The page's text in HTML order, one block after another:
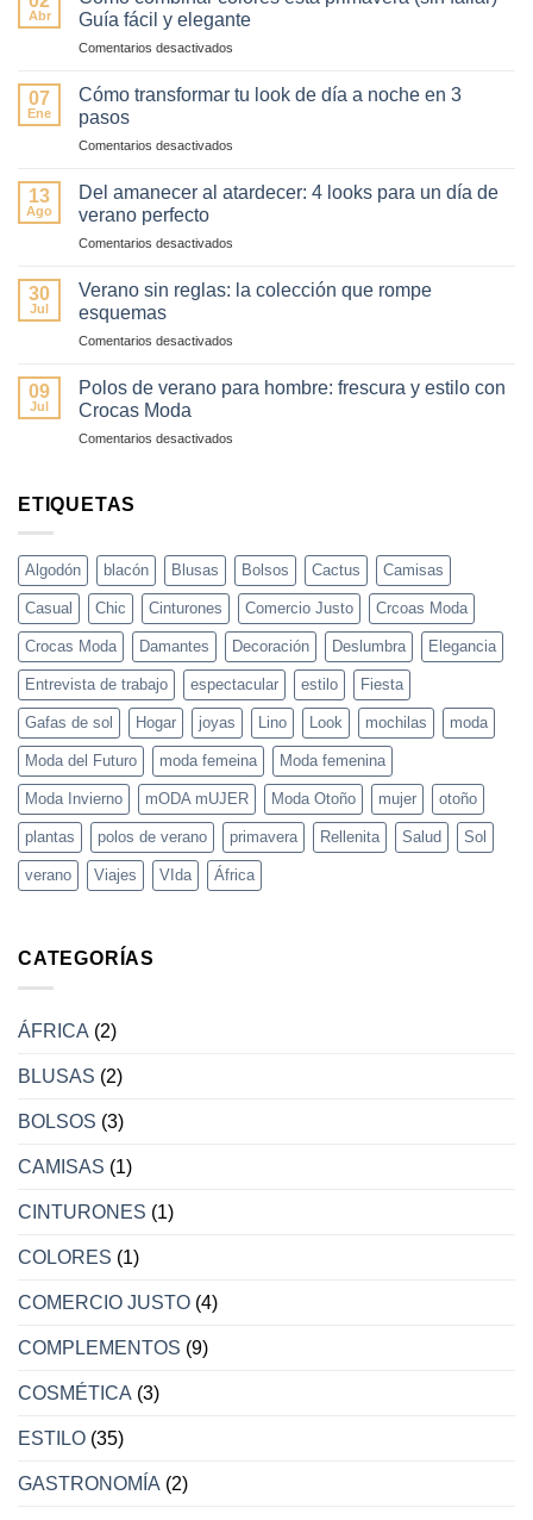
Abr
Guía fácil y elegante
Comentarios desactivados
combinar
fallar)
elegante
07
Ene
Cómo transformar tu look de día a noche en 3
pasos
Comentarios desactivados
transformar
a
13
Ago
Del amanecer al atardecer: 4 looks para un día de
verano perfecto
Comentarios desactivados
amanecer
para
30
Jul
Verano sin reglas: la colección que rompe
esquemas
Comentarios desactivados
09
Jul
Polos de verano para hombre: frescura y estilo con
Crocas Moda
Comentarios desactivados
frescura
estilo
con
Crocas
Moda
ETIQUETAS
Algodón blacón Blusas Bolsos Cactus Camisas
Casual Chic Cinturones Comercio Justo Crcoas Moda
Crocas Moda Damantes Decoración Deslumbra Elegancia
Entrevista de trabajo espectacular estilo Fiesta
Gafas de sol Hogar joyas Lino Look mochilas moda
Moda del Futuro moda femeina Moda femenina
Moda Invierno mODA mUJER Moda Otoño mujer otoño
plantas polos de verano primavera Rellenita Salud Sol
verano Viajes VIda África
CATEGORÍAS
ÁFRICA (2)
BLUSAS (2)
BOLSOS (3)
CAMISAS (1)
CINTURONES (1)
COLORES (1)
COMERCIO JUSTO (4)
COMPLEMENTOS (9)
COSMÉTICA (3)
ESTILO (35)
GASTRONOMÍA (2)